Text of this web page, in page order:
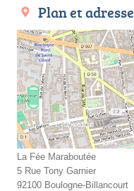
Plan et adresse
La Fée Maraboutée
5 Rue Tony Garnier
92100 Boulogne-Billancourt